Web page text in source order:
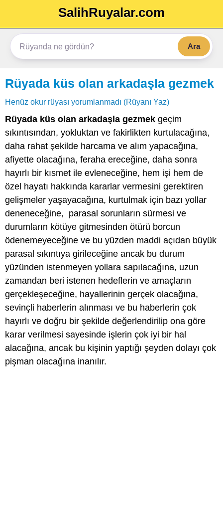
SalihRuyalar.com
Ara
Rüyada küs olan arkadaşla gezmek
Henüz okur rüyası yorumlanmadı (Rüyanı Yaz)
Rüyada küs olan arkadaşla gezmek geçim
sıkıntısından, yokluktan ve fakirlikten kurtulacağına,
daha rahat şekilde harcama ve alım yapacağına,
afiyette olacağına, feraha ereceğine, daha sonra
hayırlı bir kısmet ile evleneceğine, hem işi hem de
özel hayatı hakkında kararlar vermesini gerektiren
gelişmeler yaşayacağına, kurtulmak için bazı yollar
deneneceğine, parasal sorunların sürmesi ve
durumların kötüye gitmesinden ötürü borcun
ödenemeyeceğine ve bu yüzden maddi açıdan büyük
parasal sıkıntıya girileceğine ancak bu durum
yüzünden istenmeyen yollara sapılacağına, uzun
zamandan beri istenen hedeflerin ve amaçların
gerçekleşeceğine, hayallerinin gerçek olacağına,
sevinçli haberlerin alınması ve bu haberlerin çok
hayırlı ve doğru bir şekilde değerlendirilip ona göre
karar verilmesi sayesinde işlerin çok iyi bir hal
alacağına, ancak bu kişinin yaptığı şeyden dolayı çok
pişman olacağına inanılır.